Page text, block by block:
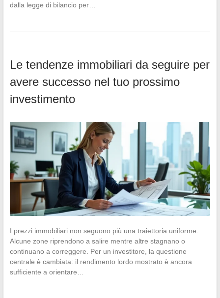
dalla legge di bilancio per…
Le tendenze immobiliari da seguire per
avere successo nel tuo prossimo
investimento
I prezzi immobiliari non seguono più una traiettoria uniforme.
Alcune zone riprendono a salire mentre altre stagnano o
continuano a correggere. Per un investitore, la questione
centrale è cambiata: il rendimento lordo mostrato è ancora
sufficiente a orientare…